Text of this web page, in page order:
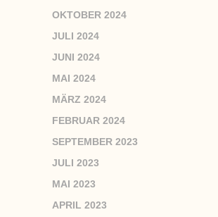
OKTOBER 2024
JULI 2024
JUNI 2024
MAI 2024
MÄRZ 2024
FEBRUAR 2024
SEPTEMBER 2023
JULI 2023
MAI 2023
APRIL 2023